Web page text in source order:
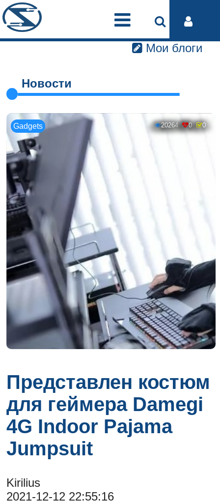
Мои блоги
Новости
Gadgets 20264 0 0
Представлен костюм
для геймера Damegi
4G Indoor Pajama
Jumpsuit
Kirilius
2021-12-12 22:55:16